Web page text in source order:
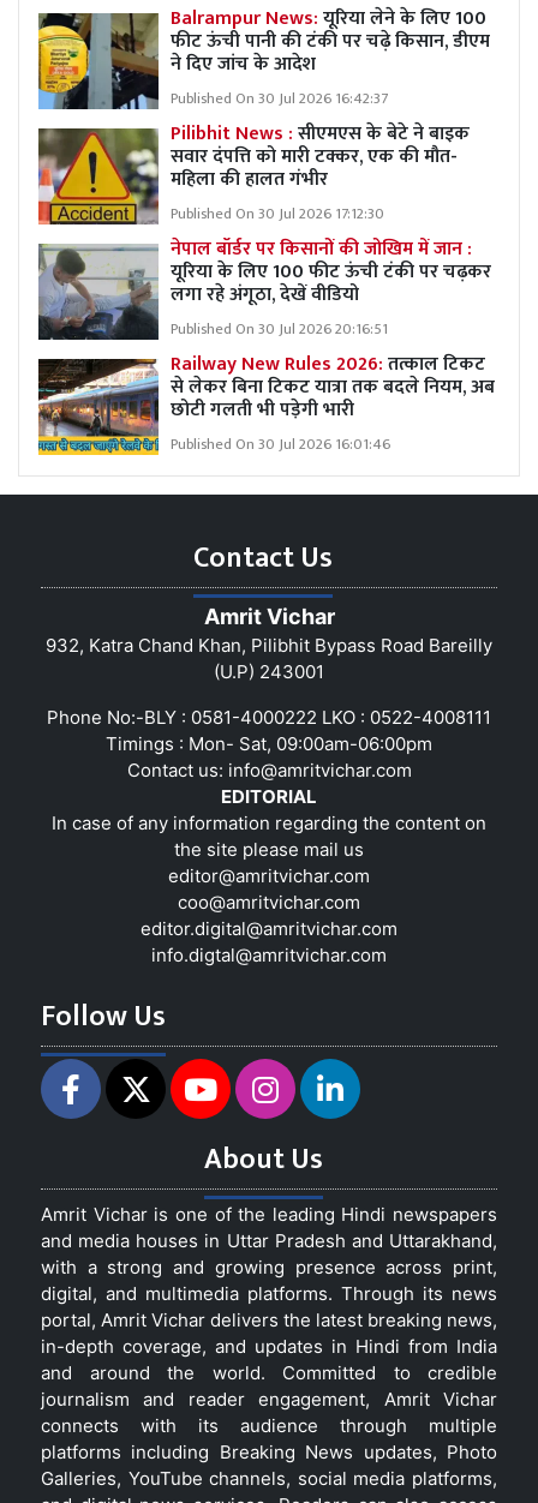
Balrampur News:यूरिया लेने के लिए 100
फीट ऊंची पानी की टंकी पर चढ़े किसान, डीएम
ने दिए जांच के आदेश
Published On 30 Jul 2026 16:42:37
Pilibhit News :सीएमएस के बेटे ने बाइक
सवार दंपत्ति को मारी टक्कर, एक की मौत-
महिला की हालत गंभीर
Published On 30 Jul 2026 17:12:30
नेपाल बॉर्डर पर किसानों की जोखिम में जान :
यूरिया के लिए 100 फीट ऊंची टंकी पर चढ़कर
लगा रहे अंगूठा, देखें वीडियो
Published On 30 Jul 2026 20:16:51
Railway New Rules 2026:तत्काल टिकट
से लेकर बिना टिकट यात्रा तक बदले नियम, अब
छोटी गलती भी पड़ेगी भारी
Published On 30 Jul 2026 16:01:46
Contact Us
Amrit Vichar
932, Katra Chand Khan, Pilibhit Bypass Road Bareilly
(U.P) 243001
Phone No:-BLY : 0581-4000222 LKO : 0522-4008111
Timings : Mon- Sat, 09:00am-06:00pm
Contact us: info@amritvichar.com
EDITORIAL
In case of any information regarding the content on
the site please mail us
editor@amritvichar.com
coo@amritvichar.com
editor.digital@amritvichar.com
info.digtal@amritvichar.com
Follow Us
About Us
Amrit Vichar is one of the leading Hindi newspapers
and media houses in Uttar Pradesh and Uttarakhand,
with a strong and growing presence across print,
digital, and multimedia platforms. Through its news
portal, Amrit Vichar delivers the latest breaking news,
in-depth coverage, and updates in Hindi from India
and around the world. Committed to credible
journalism and reader engagement, Amrit Vichar
connects with its audience through multiple
platforms including Breaking News updates, Photo
Galleries, YouTube channels, social media platforms,